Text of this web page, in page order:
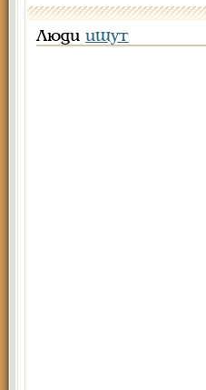
Люди ищут